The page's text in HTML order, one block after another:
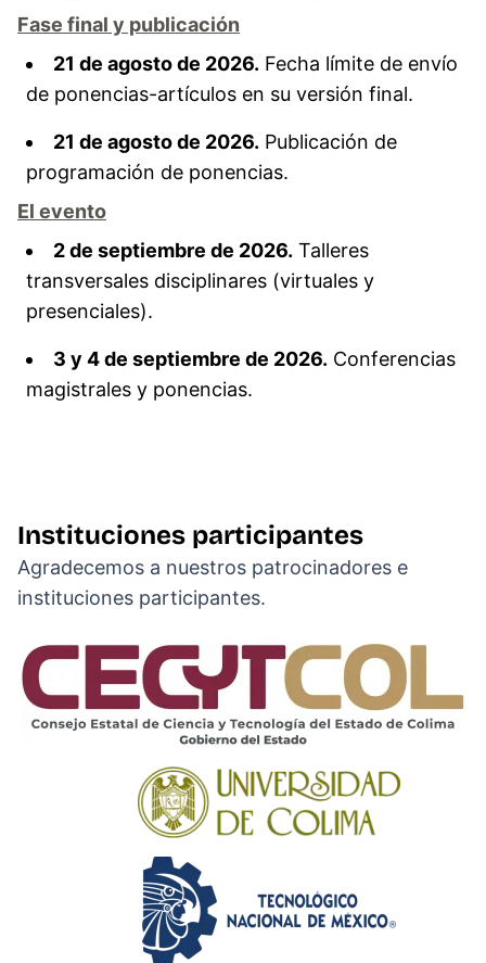
Fase final y publicación
21 de agosto de 2026. Fecha límite de envío
de ponencias-artículos en su versión final.
21 de agosto de 2026. Publicación de
programación de ponencias.
El evento
2 de septiembre de 2026. Talleres
transversales disciplinares (virtuales y
presenciales).
3 y 4 de septiembre de 2026. Conferencias
magistrales y ponencias.
Instituciones participantes
Agradecemos a nuestros patrocinadores e
instituciones participantes.